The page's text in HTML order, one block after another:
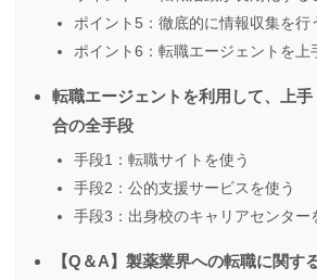
ポイント5：徹底的に情報収集を行
ポイント6：転職エージェントを上
転職エージェントを利用して、上
合の全手段
手段1：転職サイトを使う
手段2：公的支援サービスを使う
手段3：出身校のキャリアセンター
【Q＆A】製薬業界への転職に関す